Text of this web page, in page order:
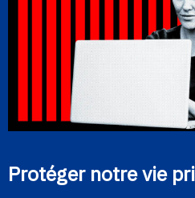
Protéger notre vie